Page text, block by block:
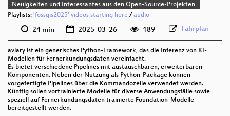
Neuigkeiten und Interessantes aus den Open-Source-Projekten
Playlists: 'fossgis2025' videos starting here / audio
24 min 2025-03-26 189 Fahrplan
aviary ist ein generisches Python-Framework, das die Inferenz von KI-
Modellen für Fernerkundungsdaten vereinfacht.
Es bietet verschiedene Pipelines mit austauschbaren, erweiterbaren
Komponenten. Neben der Nutzung als Python-Package können
vorgefertigte Pipelines über die Kommandozeile verwendet werden.
Künftig sollen vortrainierte Modelle für diverse Anwendungsfälle sowie
speziell auf Fernerkundungsdaten trainierte Foundation-Modelle
bereitgestellt werden.